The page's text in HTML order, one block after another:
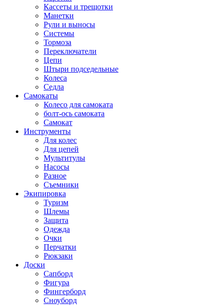
Кассеты и трещотки
Манетки
Рули и выносы
Системы
Тормоза
Переключатели
Цепи
Штыри подседельные
Колеса
Седла
Самокаты
Колесо для самоката
болт-ось самоката
Самокат
Инструменты
Для колес
Для цепей
Мультитулы
Насосы
Разное
Съемники
Экипировка
Туризм
Шлемы
Защита
Одежда
Очки
Перчатки
Рюкзаки
Доски
Сапборд
Фигура
Фингерборд
Сноуборд